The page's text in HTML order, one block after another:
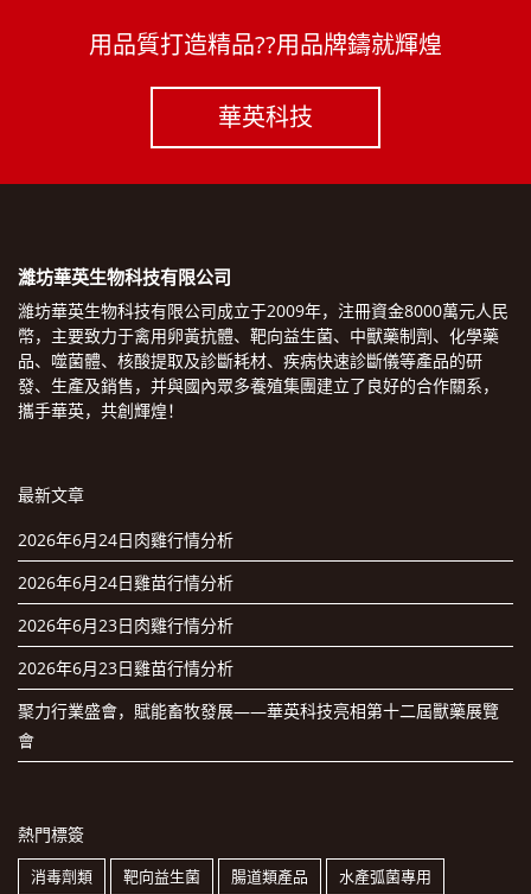
用品質打造精品??用品牌鑄就輝煌
華英科技
濰坊華英生物科技有限公司
濰坊華英生物科技有限公司成立于2009年，注冊資金8000萬元人民
幣，主要致力于禽用卵黃抗體、靶向益生菌、中獸藥制劑、化學藥
品、噬菌體、核酸提取及診斷耗材、疾病快速診斷儀等產品的研
發、生產及銷售，并與國內眾多養殖集團建立了良好的合作關系，
攜手華英，共創輝煌！
最新文章
2026年6月24日肉雞行情分析
2026年6月24日雞苗行情分析
2026年6月23日肉雞行情分析
2026年6月23日雞苗行情分析
聚力行業盛會，賦能畜牧發展——華英科技亮相第十二屆獸藥展覽
會
熱門標簽
消毒劑類 靶向益生菌 腸道類產品 水產弧菌專用